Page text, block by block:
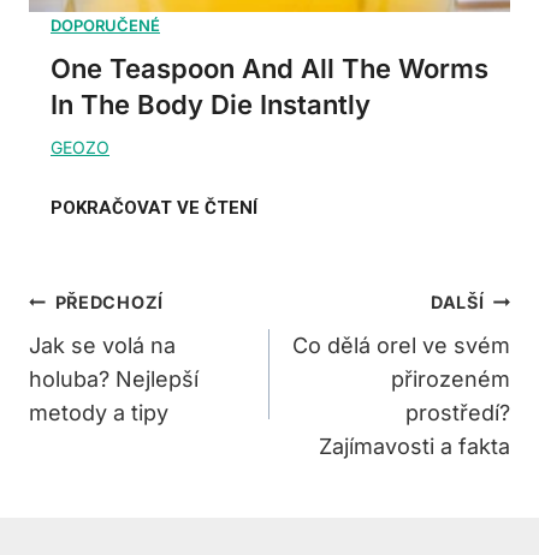
One Teaspoon And All The Worms
In The Body Die Instantly
Navigace
Pro
Příspěvek
PŘEDCHOZÍ
Jak se volá na
holuba? Nejlepší
metody a tipy
DALŠÍ
Co dělá orel ve svém
přirozeném
prostředí?
Zajímavosti a fakta